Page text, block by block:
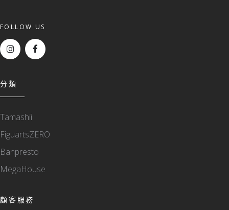
FOLLOW US
分類
Tamashii
FiguartsZERO
Banpresto
MegaHouse
顧客服務